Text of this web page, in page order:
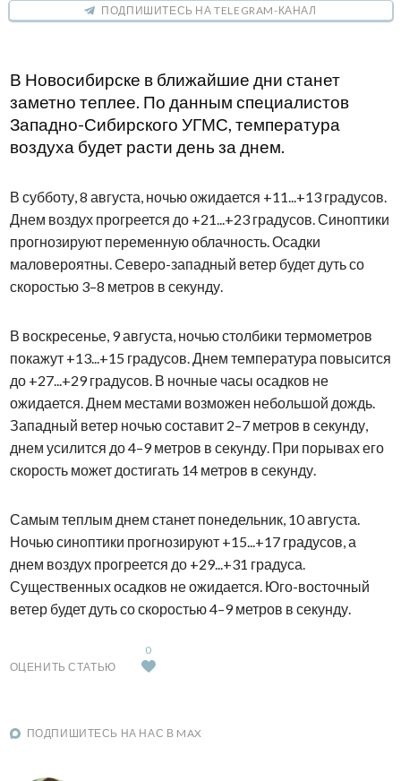
ПОДПИШИТЕСЬ НА TELEGRAM-КАНАЛ
В Новосибирске в ближайшие дни станет
заметно теплее. По данным специалистов
Западно-Сибирского УГМС, температура
воздуха будет расти день за днем.
В субботу, 8 августа, ночью ожидается +11...+13 градусов.
Днем воздух прогреется до +21...+23 градусов. Синоптики
прогнозируют переменную облачность. Осадки
маловероятны. Северо-западный ветер будет дуть со
скоростью 3–8 метров в секунду.
В воскресенье, 9 августа, ночью столбики термометров
покажут +13...+15 градусов. Днем температура повысится
до +27...+29 градусов. В ночные часы осадков не
ожидается. Днем местами возможен небольшой дождь.
Западный ветер ночью составит 2–7 метров в секунду,
днем усилится до 4–9 метров в секунду. При порывах его
скорость может достигать 14 метров в секунду.
Самым теплым днем станет понедельник, 10 августа.
Ночью синоптики прогнозируют +15...+17 градусов, а
днем воздух прогреется до +29...+31 градуса.
Существенных осадков не ожидается. Юго-восточный
ветер будет дуть со скоростью 4–9 метров в секунду.
ОЦЕНИТЬ СТАТЬЮ
0
ПОДПИШИТЕСЬ НА НАС В MAX